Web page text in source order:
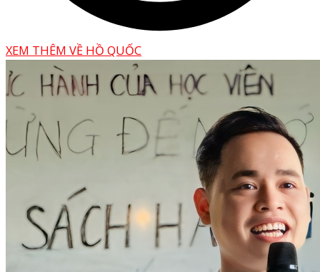
XEM THÊM VỀ HỒ QUỐC